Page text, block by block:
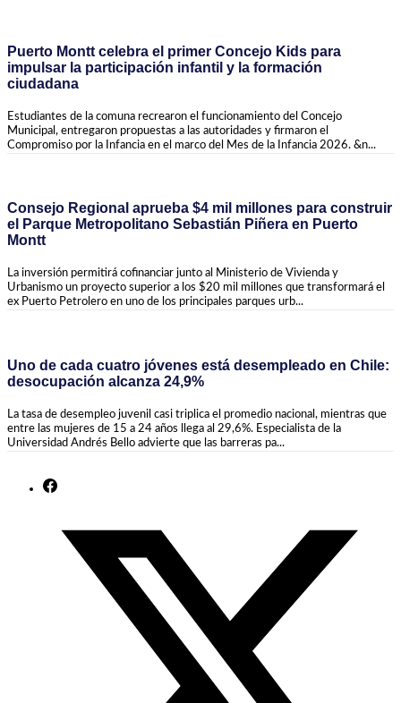
Puerto Montt celebra el primer Concejo Kids para
impulsar la participación infantil y la formación
ciudadana
Estudiantes de la comuna recrearon el funcionamiento del Concejo
Municipal, entregaron propuestas a las autoridades y firmaron el
Compromiso por la Infancia en el marco del Mes de la Infancia 2026. &n...
Consejo Regional aprueba $4 mil millones para construir
el Parque Metropolitano Sebastián Piñera en Puerto
Montt
La inversión permitirá cofinanciar junto al Ministerio de Vivienda y
Urbanismo un proyecto superior a los $20 mil millones que transformará el
ex Puerto Petrolero en uno de los principales parques urb...
Uno de cada cuatro jóvenes está desempleado en Chile:
desocupación alcanza 24,9%
La tasa de desempleo juvenil casi triplica el promedio nacional, mientras que
entre las mujeres de 15 a 24 años llega al 29,6%. Especialista de la
Universidad Andrés Bello advierte que las barreras pa...